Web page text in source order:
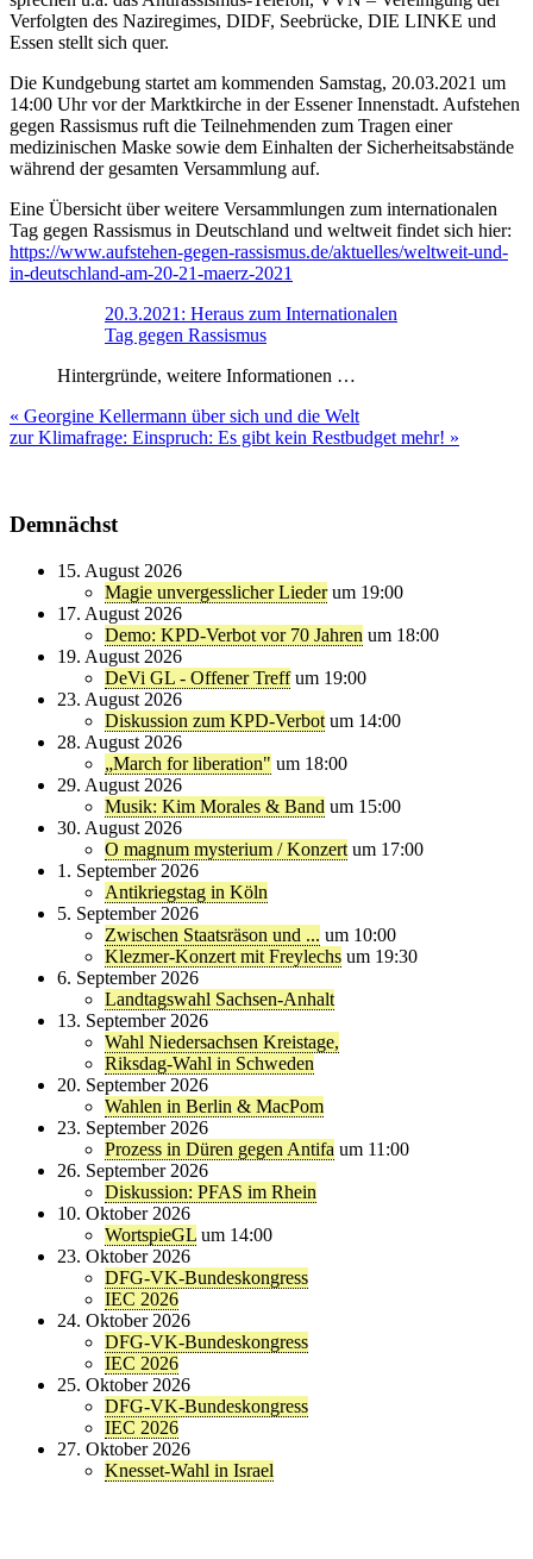
Verfolgten des Naziregimes, DIDF, Seebrücke, DIE LINKE und
Essen stellt sich quer.
Die Kundgebung startet am kommenden Samstag, 20.03.2021 um
14:00 Uhr vor der Marktkirche in der Essener Innenstadt. Aufstehen
gegen Rassismus ruft die Teilnehmenden zum Tragen einer
medizinischen Maske sowie dem Einhalten der Sicherheitsabstände
während der gesamten Versammlung auf.
Eine Übersicht über weitere Versammlungen zum internationalen
Tag gegen Rassismus in Deutschland und weltweit findet sich hier:
https://www.aufstehen-gegen-rassismus.de/aktuelles/weltweit-und-
in-deutschland-am-20-21-maerz-2021
20.3.2021: Heraus zum Internationalen
Tag gegen Rassismus
Hintergründe, weitere Informationen …
Beitragsnavigation
« Georgine Kellermann über sich und die Welt
zur Klimafrage: Einspruch: Es gibt kein Restbudget mehr! »
Demnächst
15. August 2026
Magie unvergesslicher Lieder um 19:00
17. August 2026
Demo: KPD-Verbot vor 70 Jahren um 18:00
19. August 2026
DeVi GL - Offener Treff um 19:00
23. August 2026
Diskussion zum KPD-Verbot um 14:00
28. August 2026
„March for liberation" um 18:00
29. August 2026
Musik: Kim Morales & Band um 15:00
30. August 2026
O magnum mysterium / Konzert um 17:00
1. September 2026
Antikriegstag in Köln
5. September 2026
Zwischen Staatsräson und ... um 10:00
Klezmer-Konzert mit Freylechs um 19:30
6. September 2026
Landtagswahl Sachsen-Anhalt
13. September 2026
Wahl Niedersachsen Kreistage,
Riksdag-Wahl in Schweden
20. September 2026
Wahlen in Berlin & MacPom
23. September 2026
Prozess in Düren gegen Antifa um 11:00
26. September 2026
Diskussion: PFAS im Rhein
10. Oktober 2026
WortspieGL um 14:00
23. Oktober 2026
DFG-VK-Bundeskongress
IEC 2026
24. Oktober 2026
DFG-VK-Bundeskongress
IEC 2026
25. Oktober 2026
DFG-VK-Bundeskongress
IEC 2026
27. Oktober 2026
Knesset-Wahl in Israel